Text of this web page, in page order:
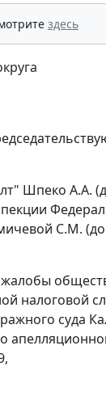
здесь
Шпеко А.А.
С.М.
налоговой
суда